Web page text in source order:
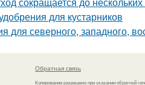
для кустарников
для северного, западного,
Обратная связь
Копирование разрешено при указании обратной